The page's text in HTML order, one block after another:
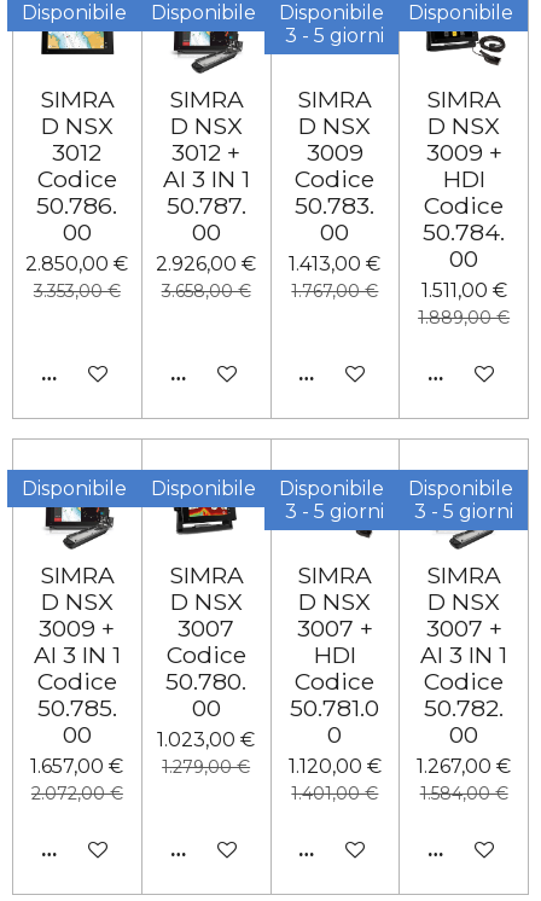
Disponibile
SIMRA
D NSX
3012
Codice
50.786.
00
2.850,00 €
3.353,00 €
AGGIUNGI AL CARRELLO
Disponibile
SIMRA
D NSX
3012 +
AI 3 IN 1
50.787.
00
2.926,00 €
3.658,00 €
AVVISAMI QUANDO DISPONIBILE
Disponibile
3 - 5 giorni
SIMRA
D NSX
3009
Codice
50.783.
00
1.413,00 €
1.767,00 €
AGGIUNGI AL
Disponibile
SIMRA
D NSX
3009 +
HDI
Codice
50.784.
00
1.511,00 €
1.889,00 €
AGGIUNGI
Disponibile
SIMRA
D NSX
3009 +
AI 3 IN 1
Codice
50.785.
00
1.657,00 €
2.072,00 €
AGGIUNGI AL CARRELLO
Disponibile
SIMRA
D NSX
3007
Codice
50.780.
00
1.023,00 €
1.279,00 €
AGGIUNGI AL CARRELLO
Disponibile
3 - 5 giorni
SIMRA
D NSX
3007 +
HDI
Codice
50.781.0
0
1.120,00 €
1.401,00 €
AGGIUNGI AL
Disponibile
3 - 5 giorni
SIMRA
D NSX
3007 +
AI 3 IN 1
Codice
50.782.
00
1.267,00 €
1.584,00 €
AGGIUNGI